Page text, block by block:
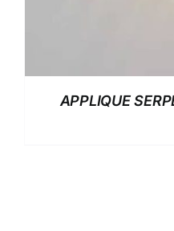
APPLIQUE